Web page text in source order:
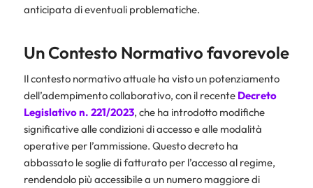
anticipata di eventuali problematiche.
Un Contesto Normativo favorevole
Il contesto normativo attuale ha visto un potenziamento
dell’adempimento collaborativo, con il recente Decreto
Legislativo n. 221/2023, che ha introdotto modifiche
significative alle condizioni di accesso e alle modalità
operative per l’ammissione. Questo decreto ha
abbassato le soglie di fatturato per l’accesso al regime,
rendendolo più accessibile a un numero maggiore di